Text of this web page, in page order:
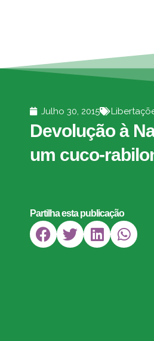
Julho 30, 2015
Devolução à
um cuco-
Partilha esta publicação